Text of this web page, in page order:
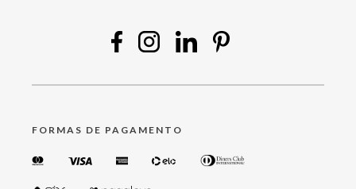
FORMAS DE PAGAMENTO